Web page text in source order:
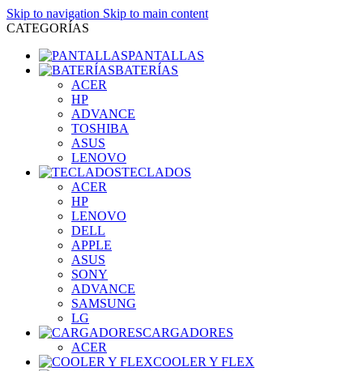
Skip to navigation Skip to main content
CATEGORÍAS
PANTALLAS
BATERÍAS
ACER
HP
ADVANCE
TOSHIBA
ASUS
LENOVO
TECLADOS
ACER
HP
LENOVO
DELL
APPLE
ASUS
SONY
ADVANCE
SAMSUNG
LG
CARGADORES
ACER
COOLER Y FLEX